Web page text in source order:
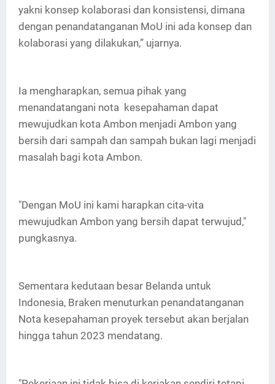
yakni konsep kolaborasi dan konsistensi, dimana
dengan penandatanganan MoU ini ada konsep dan
kolaborasi yang dilakukan,” ujarnya.
Ia mengharapkan, semua pihak yang
menandatangani nota kesepahaman dapat
mewujudkan kota Ambon menjadi Ambon yang
bersih dari sampah dan sampah bukan lagi menjadi
masalah bagi kota Ambon.
"Dengan MoU ini kami harapkan cita-vita
mewujudkan Ambon yang bersih dapat terwujud,"
pungkasnya.
Sementara kedutaan besar Belanda untuk
Indonesia, Braken menuturkan penandatanganan
Nota kesepahaman proyek tersebut akan berjalan
hingga tahun 2023 mendatang.